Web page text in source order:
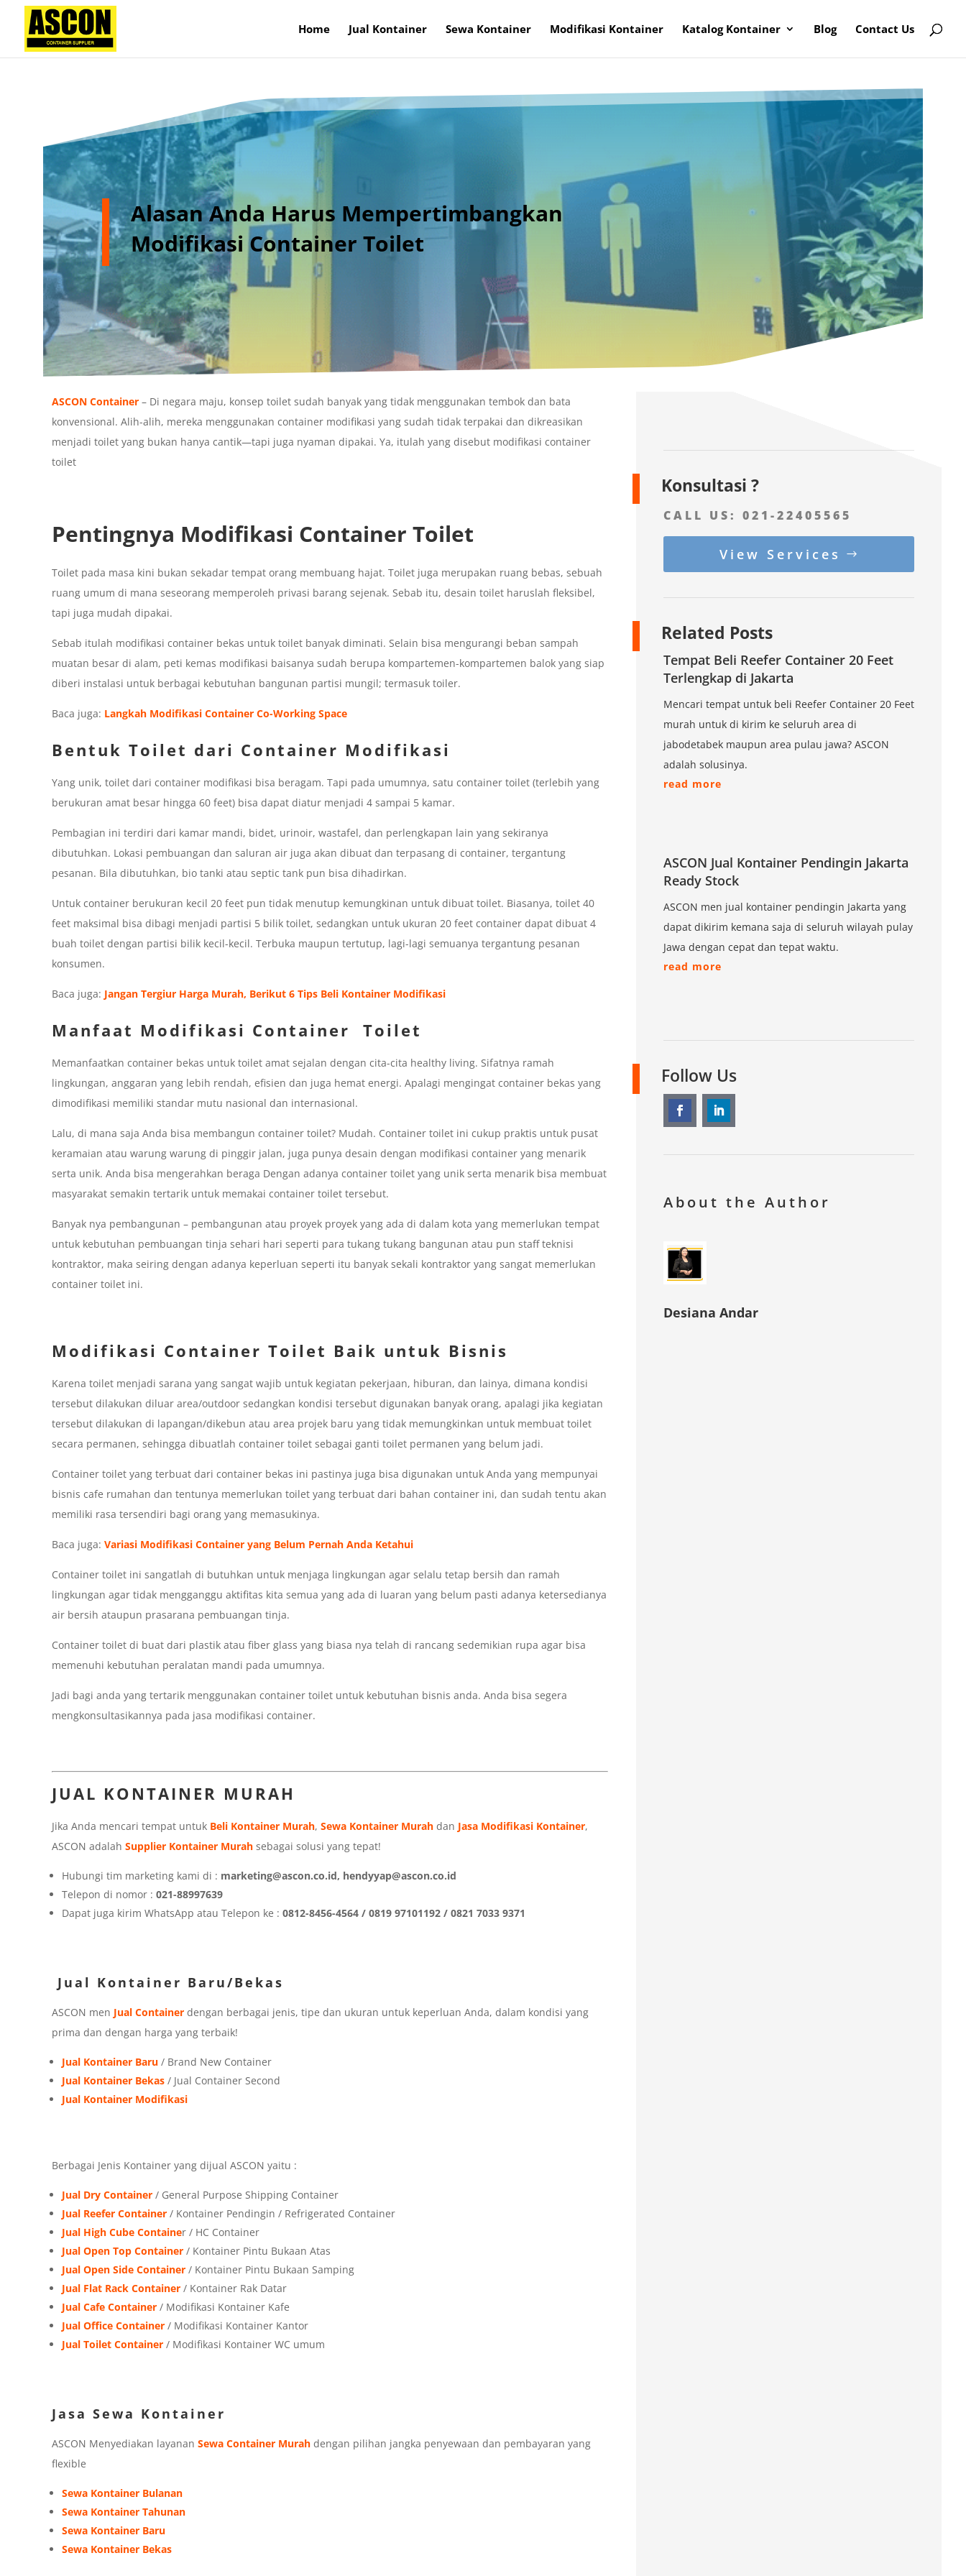
Home Jual Kontainer Sewa Kontainer Modifikasi Kontainer Katalog Kontainer Blog Contact Us
Alasan Anda Harus Mempertimbangkan
Modifikasi Container Toilet
ASCON Container– Di negara maju, konsep toilet sudah banyak yang tidak menggunakan tembok dan bata
konvensional. Alih-alih, mereka menggunakan container modifikasi yang sudah tidak terpakai dan dikreasikan
menjadi toilet yang bukan hanya cantik—tapi juga nyaman dipakai. Ya, itulah yang disebut modifikasi container
toilet
Pentingnya Modifikasi Container Toilet
Toilet pada masa kini bukan sekadar tempat orang membuang hajat. Toilet juga merupakan ruang bebas, sebuah
ruang umum di mana seseorang memperoleh privasi barang sejenak. Sebab itu, desain toilet haruslah fleksibel,
tapi juga mudah dipakai.
Sebab itulah modifikasi container bekas untuk toilet banyak diminati. Selain bisa mengurangi beban sampah
muatan besar di alam, peti kemas modifikasi baisanya sudah berupa kompartemen-kompartemen balok yang siap
diberi instalasi untuk berbagai kebutuhan bangunan partisi mungil; termasuk toiler.
Baca juga: Langkah Modifikasi Container Co-Working Space
Bentuk Toilet dari Container Modifikasi
Yang unik, toilet dari container modifikasi bisa beragam. Tapi pada umumnya, satu container toilet (terlebih yang
berukuran amat besar hingga 60 feet) bisa dapat diatur menjadi 4 sampai 5 kamar.
Pembagian ini terdiri dari kamar mandi, bidet, urinoir, wastafel, dan perlengkapan lain yang sekiranya
dibutuhkan. Lokasi pembuangan dan saluran air juga akan dibuat dan terpasang di container, tergantung
pesanan. Bila dibutuhkan, bio tanki atau septic tank pun bisa dihadirkan.
Untuk container berukuran kecil 20 feet pun tidak menutup kemungkinan untuk dibuat toilet. Biasanya, toilet 40
feet maksimal bisa dibagi menjadi partisi 5 bilik toilet, sedangkan untuk ukuran 20 feet container dapat dibuat 4
buah toilet dengan partisi bilik kecil-kecil. Terbuka maupun tertutup, lagi-lagi semuanya tergantung pesanan
konsumen.
Baca juga: Jangan Tergiur Harga Murah, Berikut 6 Tips Beli Kontainer Modifikasi
Manfaat Modifikasi Container Toilet
Memanfaatkan container bekas untuk toilet amat sejalan dengan cita-cita healthy living. Sifatnya ramah
lingkungan, anggaran yang lebih rendah, efisien dan juga hemat energi. Apalagi mengingat container bekas yang
dimodifikasi memiliki standar mutu nasional dan internasional.
Lalu, di mana saja Anda bisa membangun container toilet? Mudah. Container toilet ini cukup praktis untuk pusat
keramaian atau warung warung di pinggir jalan, juga punya desain dengan modifikasi container yang menarik
serta unik. Anda bisa mengerahkan beraga Dengan adanya container toilet yang unik serta menarik bisa membuat
masyarakat semakin tertarik untuk memakai container toilet tersebut.
Banyak nya pembangunan – pembangunan atau proyek proyek yang ada di dalam kota yang memerlukan tempat
untuk kebutuhan pembuangan tinja sehari hari seperti para tukang tukang bangunan atau pun staff teknisi
kontraktor, maka seiring dengan adanya keperluan seperti itu banyak sekali kontraktor yang sangat memerlukan
container toilet ini.
Modifikasi Container Toilet Baik untuk Bisnis
Karena toilet menjadi sarana yang sangat wajib untuk kegiatan pekerjaan, hiburan, dan lainya, dimana kondisi
tersebut dilakukan diluar area/outdoor sedangkan kondisi tersebut digunakan banyak orang, apalagi jika kegiatan
tersebut dilakukan di lapangan/dikebun atau area projek baru yang tidak memungkinkan untuk membuat toilet
secara permanen, sehingga dibuatlah container toilet sebagai ganti toilet permanen yang belum jadi.
Container toilet yang terbuat dari container bekas ini pastinya juga bisa digunakan untuk Anda yang mempunyai
bisnis cafe rumahan dan tentunya memerlukan toilet yang terbuat dari bahan container ini, dan sudah tentu akan
memiliki rasa tersendiri bagi orang yang memasukinya.
Baca juga: Variasi Modifikasi Container yang Belum Pernah Anda Ketahui
Container toilet ini sangatlah di butuhkan untuk menjaga lingkungan agar selalu tetap bersih dan ramah
lingkungan agar tidak mengganggu aktifitas kita semua yang ada di luaran yang belum pasti adanya ketersedianya
air bersih ataupun prasarana pembuangan tinja.
Container toilet di buat dari plastik atau fiber glass yang biasa nya telah di rancang sedemikian rupa agar bisa
memenuhi kebutuhan peralatan mandi pada umumnya.
Jadi bagi anda yang tertarik menggunakan container toilet untuk kebutuhan bisnis anda. Anda bisa segera
mengkonsultasikannya pada jasa modifikasi container.
JUAL KONTAINER MURAH
Jika Anda mencari tempat untuk Beli Kontainer Murah, Sewa Kontainer Murahdan Jasa Modifikasi Kontainer,
ASCON adalah Supplier Kontainer Murahsebagai solusi yang tepat!
Hubungi tim marketing kami di : marketing@ascon.co.id, hendyyap@ascon.co.id
Telepon di nomor : 021-88997639
Dapat juga kirim WhatsApp atau Telepon ke : 0812-8456-4564 / 0819 97101192 / 0821 7033 9371
Jual Kontainer Baru/Bekas
ASCON men Jual Containerdengan berbagai jenis, tipe dan ukuran untuk keperluan Anda, dalam kondisi yang
prima dan dengan harga yang terbaik!
Jual Kontainer Baru/ Brand New Container
Jual Kontainer Bekas/ Jual Container Second
Jual Kontainer Modifikasi
Berbagai Jenis Kontainer yang dijual ASCON yaitu :
Jual Dry Container/ General Purpose Shipping Container
Jual Reefer Container/ Kontainer Pendingin / Refrigerated Container
Jual High Cube Container / HC Container
Jual Open Top Container/ Kontainer Pintu Bukaan Atas
Jual Open Side Container/ Kontainer Pintu Bukaan Samping
Jual Flat Rack Container/ Kontainer Rak Datar
Jual Cafe Container/ Modifikasi Kontainer Kafe
Jual Office Container/ Modifikasi Kontainer Kantor
Jual Toilet Container/ Modifikasi Kontainer WC umum
Jasa Sewa Kontainer
ASCON Menyediakan layanan Sewa Container Murahdengan pilihan jangka penyewaan dan pembayaran yang
flexible
Sewa Kontainer Bulanan
Sewa Kontainer Tahunan
Sewa Kontainer Baru
Sewa Kontainer Bekas
Konsultasi ?
CALL US:021-22405565
View Services
Related Posts
Tempat Beli Reefer Container 20 Feet
Terlengkap di Jakarta
Mencari tempat untuk beli Reefer Container 20 Feet
murah untuk di kirim ke seluruh area di
jabodetabek maupun area pulau jawa? ASCON
adalah solusinya.
read more
ASCON Jual Kontainer Pendingin Jakarta
Ready Stock
ASCON men jual kontainer pendingin Jakarta yang
dapat dikirim kemana saja di seluruh wilayah pulay
Jawa dengan cepat dan tepat waktu.
read more
Follow Us
About the Author
Desiana Andar